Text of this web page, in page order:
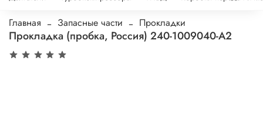
Главная Запасные части Прокладки
Прокладка (пробка, Россия) 240-1009040-А2